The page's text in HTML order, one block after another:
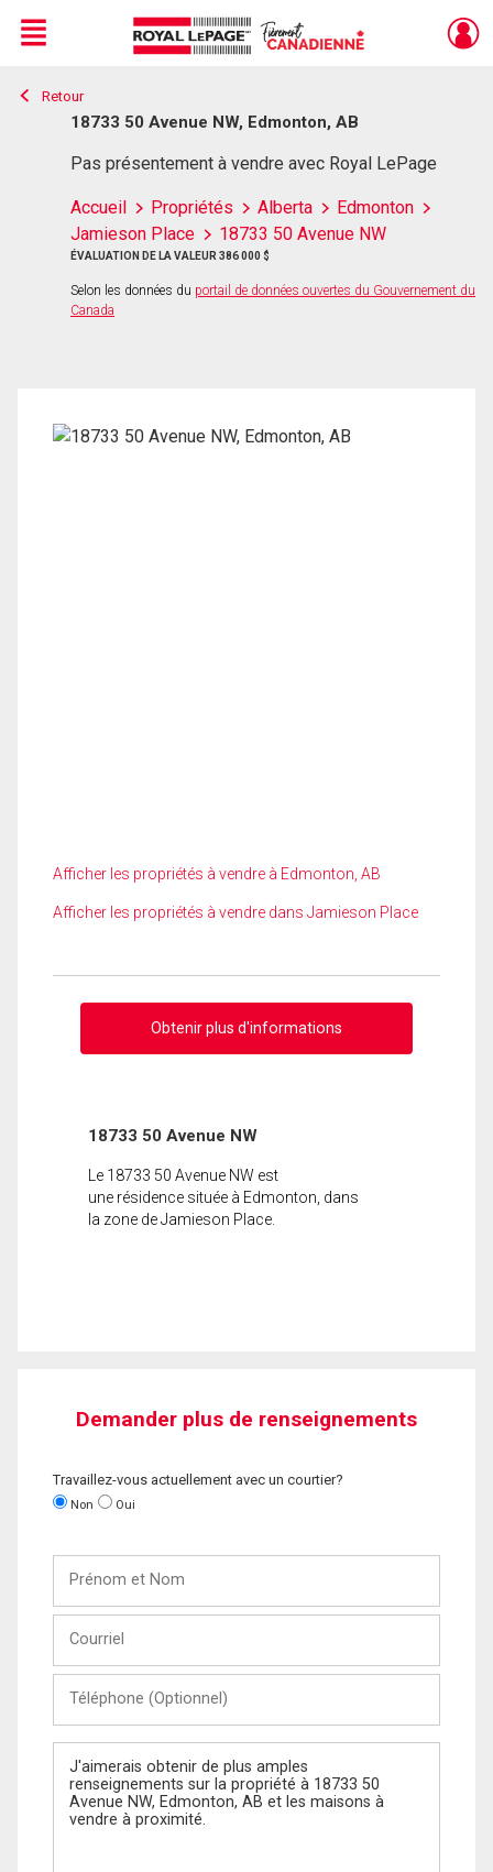
Live
En Direct
Menu
Retour
18733 50 Avenue NW, Edmonton, AB
Pas présentement à vendre avec Royal LePage
Accueil Propriétés Alberta
Edmonton
Jamieson Place
18733 50 Avenue NW
ÉVALUATION DE LA VALEUR 386 000 $
Selon les données du portail de données ouvertes du Gouvernement du
Canada
Afficher les propriétés à vendre à Edmonton, AB
Afficher les propriétés à vendre dans Jamieson Place
Obtenir plus d'informations
18733 50 Avenue NW
Le 18733 50 Avenue NW est
une résidence située à Edmonton, dans
la zone de Jamieson Place.
Demander plus de renseignements
Travaillez-vous actuellement avec un courtier?
Non Oui
Nom
(Optionnel)
Message